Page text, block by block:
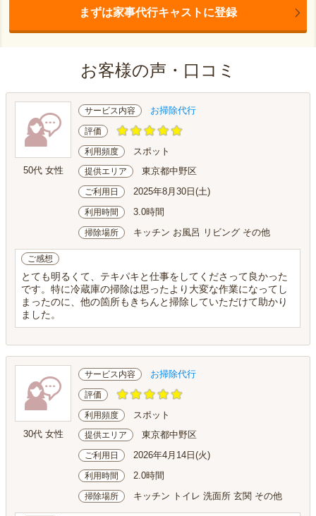
まずは家事代行キャストに登録
お客様の声・口コミ
50代 女性
サービス内容 お掃除代行
評価
利用頻度 スポット
提供エリア 東京都中野区
ご利用日 2025年8月30日(土)
利用時間 3.0時間
掃除場所 キッチン お風呂 リビング その他
ご感想
とても明るくて、テキパキと仕事をしてくださって良かった
です。特に冷蔵庫の掃除は思ったより大変な作業になってし
まったのに、他の箇所もきちんと掃除していただけて助かり
ました。
30代 女性
サービス内容 お掃除代行
評価
利用頻度 スポット
提供エリア 東京都中野区
ご利用日 2026年4月14日(火)
利用時間 2.0時間
掃除場所 キッチン トイレ 洗面所 玄関 その他